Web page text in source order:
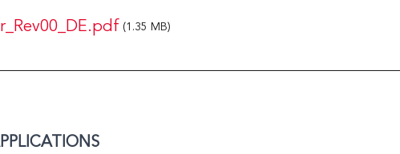
(1.35 MB)